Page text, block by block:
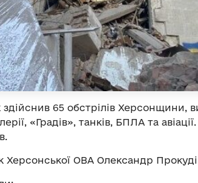
65 обстрілів Херсонщини,
«Градів», танків, БПЛА та
Херсонської ОВА Олександр